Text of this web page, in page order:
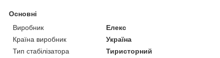
Основні
Виробник
Елекс
Країна виробник
Україна
Тип стабілізатора
Тиристорний